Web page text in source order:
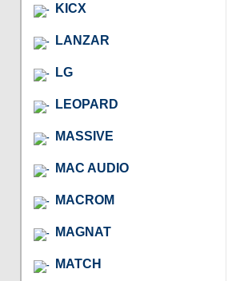
KICX
LANZAR
LG
LEOPARD
MASSIVE
MAC AUDIO
MACROM
MAGNAT
MATCH